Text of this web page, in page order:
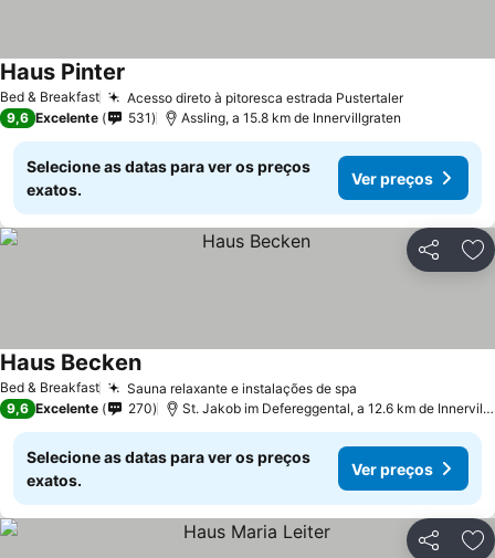
Bed & Breakfast Acesso direto à pitoresca estrada Pustertaler
Haus Pinter
9,6 Excelente 531 Assling, a 15.8 km de Innervillgraten
Selecione as datas para ver os preços
exatos.
Ver preços
Partilhar
Bed & Breakfast Sauna relaxante e instalações de spa
Haus Becken
9,6 Excelente 270 St. Jakob im Defereggental, a 12.6 km de Innervillgraten
Selecione as datas para ver os preços
exatos.
Ver preços
Partilhar